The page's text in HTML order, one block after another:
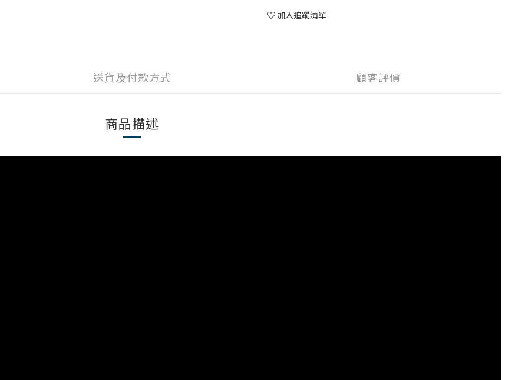
加入追蹤清單
送貨及付款方式 顧客評價
商品描述